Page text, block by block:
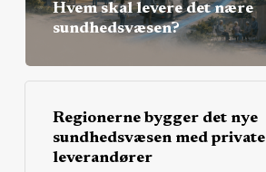
Hvem skal levere det nære
sundhedsvæsen?
Regionerne bygger det nye
sundhedsvæsen med private
leverandører